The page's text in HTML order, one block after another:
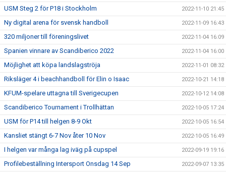
USM Steg 2 för P18 i Stockholm 2022-11-10 21:45
Ny digital arena för svensk handboll 2022-11-09 16:43
320 miljoner till föreningslivet 2022-11-04 16:09
Spanien vinnare av Scandiberico 2022 2022-11-04 16:00
Möjlighet att köpa landslagströja 2022-11-01 08:32
Riksläger 4 i beachhandboll för Elin o Isaac 2022-10-21 14:18
KFUM-spelare uttagna till Sverigecupen 2022-10-12 14:08
Scandiberico Tournament i Trollhättan 2022-10-05 17:24
USM för P14 till helgen 8-9 Okt 2022-10-05 16:54
Kansliet stängt 6-7 Nov åter 10 Nov 2022-10-05 16:49
I helgen var många lag iväg på cupspel 2022-09-19 19:16
Profilebeställning Intersport Onsdag 14 Sep 2022-09-07 13:35